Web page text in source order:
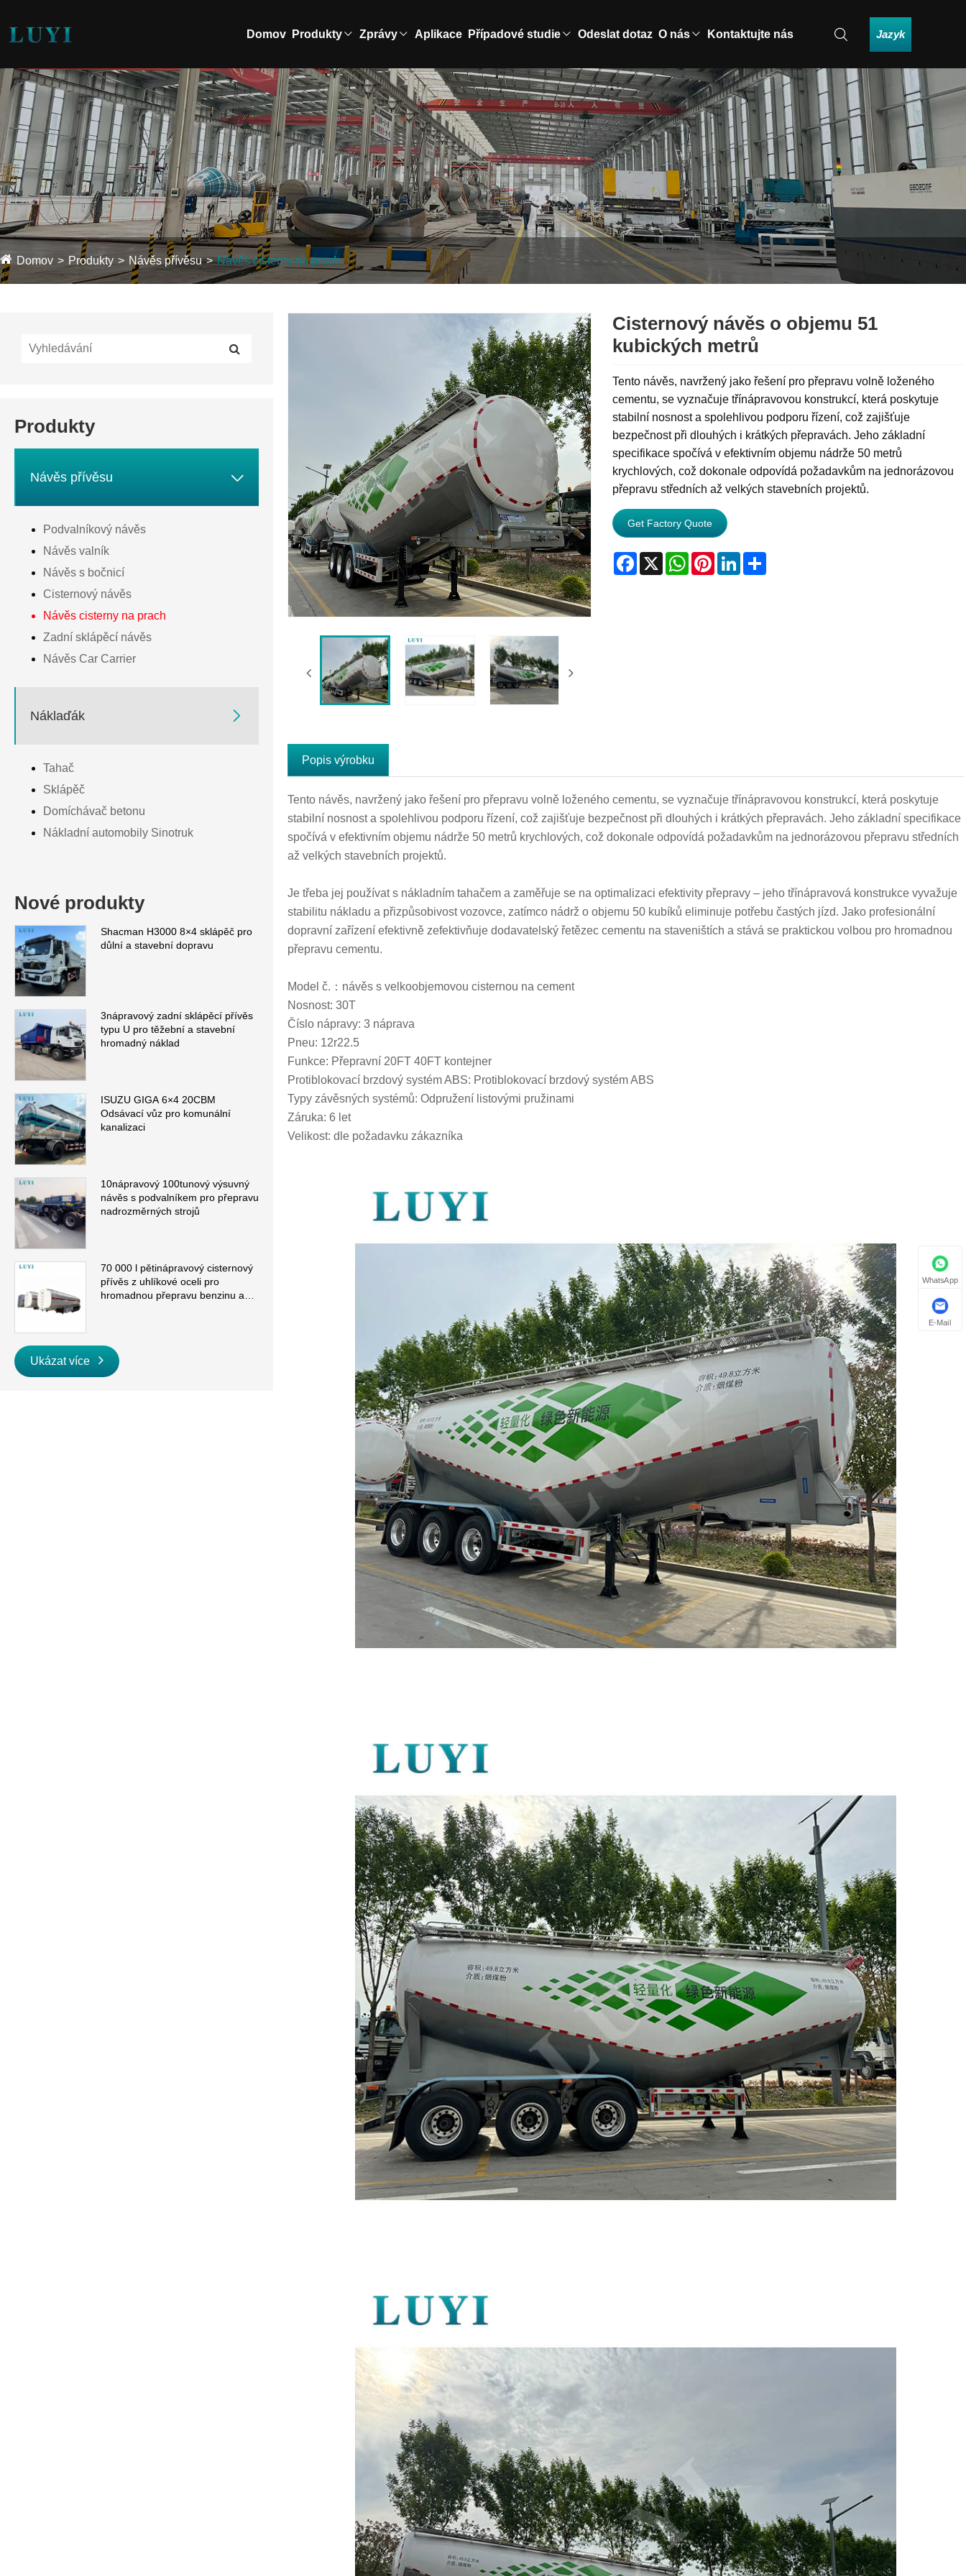
Domov Produkty Zprávy Aplikace Případové studie Odeslat dotaz O nás Kontaktujte nás Jazyk
Domov Produkty Návěs přívěsu Návěs cisterny na prach
Produkty
Návěs přívěsu 
Podvalníkový návěs
Návěs valník
Návěs s bočnicí
Cisternový návěs
Návěs cisterny na prach
Zadní sklápěcí návěs
Návěs Car Carrier
Náklaďák 
Tahač
Sklápěč
Domíchávač betonu
Nákladní automobily Sinotruk
Nové produkty
Shacman H3000 8×4 sklápěč pro
důlní a stavební dopravu
3nápravový zadní sklápěcí přívěs
typu U pro těžební a stavební
hromadný náklad
ISUZU GIGA 6×4 20CBM
Odsávací vůz pro komunální
kanalizaci
10nápravový 100tunový výsuvný
návěs s podvalníkem pro přepravu
nadrozměrných strojů
70 000 l pětinápravový cisternový
přívěs z uhlíkové oceli pro
hromadnou přepravu benzinu a
Ukázat více
Cisternový návěs o objemu 51
kubických metrů
Tento návěs, navržený jako řešení pro přepravu volně loženého
cementu, se vyznačuje třínápravovou konstrukcí, která poskytuje
stabilní nosnost a spolehlivou podporu řízení, což zajišťuje
bezpečnost při dlouhých i krátkých přepravách. Jeho základní
specifikace spočívá v efektivním objemu nádrže 50 metrů
krychlových, což dokonale odpovídá požadavkům na jednorázovou
přepravu středních až velkých stavebních projektů.
Get Factory Quote
Facebook
X WhatsApp
PinterestLinkedInShare
Popis výrobku
Tento návěs, navržený jako řešení pro přepravu volně loženého cementu, se vyznačuje třínápravovou konstrukcí, která poskytuje
stabilní nosnost a spolehlivou podporu řízení, což zajišťuje bezpečnost při dlouhých i krátkých přepravách. Jeho základní specifikace
spočívá v efektivním objemu nádrže 50 metrů krychlových, což dokonale odpovídá požadavkům na jednorázovou přepravu středních
až velkých stavebních projektů.
Je třeba jej používat s nákladním tahačem a zaměřuje se na optimalizaci efektivity přepravy – jeho třínápravová konstrukce vyvažuje
stabilitu nákladu a přizpůsobivost vozovce, zatímco nádrž o objemu 50 kubíků eliminuje potřebu častých jízd. Jako profesionální
dopravní zařízení efektivně zefektivňuje dodavatelský řetězec cementu na staveništích a stává se praktickou volbou pro hromadnou
přepravu cementu.
Model č.：návěs s velkoobjemovou cisternou na cement
Nosnost: 30T
Číslo nápravy: 3 náprava
Pneu: 12r22.5
Funkce: Přepravní 20FT 40FT kontejner
Protiblokovací brzdový systém ABS: Protiblokovací brzdový systém ABS
Typy závěsných systémů: Odpružení listovými pružinami
Záruka: 6 let
Velikost: dle požadavku zákazníka
WhatsApp
E-Mail